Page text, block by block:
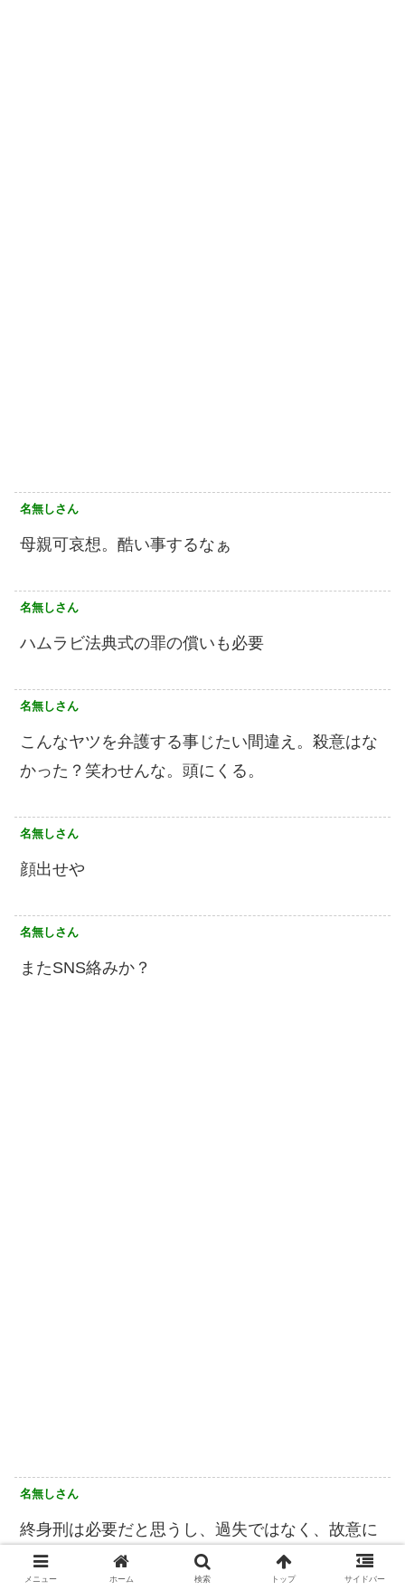
名無しさん
母親可哀想。酷い事するなぁ
名無しさん
ハムラビ法典式の罪の償いも必要
名無しさん
こんなヤツを弁護する事じたい間違え。殺意はな
かった？笑わせんな。頭にくる。
名無しさん
顔出せや
名無しさん
またSNS絡みか？
名無しさん
終身刑は必要だと思うし、過失ではなく、故意に
よる殺人に関しては過去の判例は無視で、一つ一
メニュー ホーム 検索 トップ サイドバー